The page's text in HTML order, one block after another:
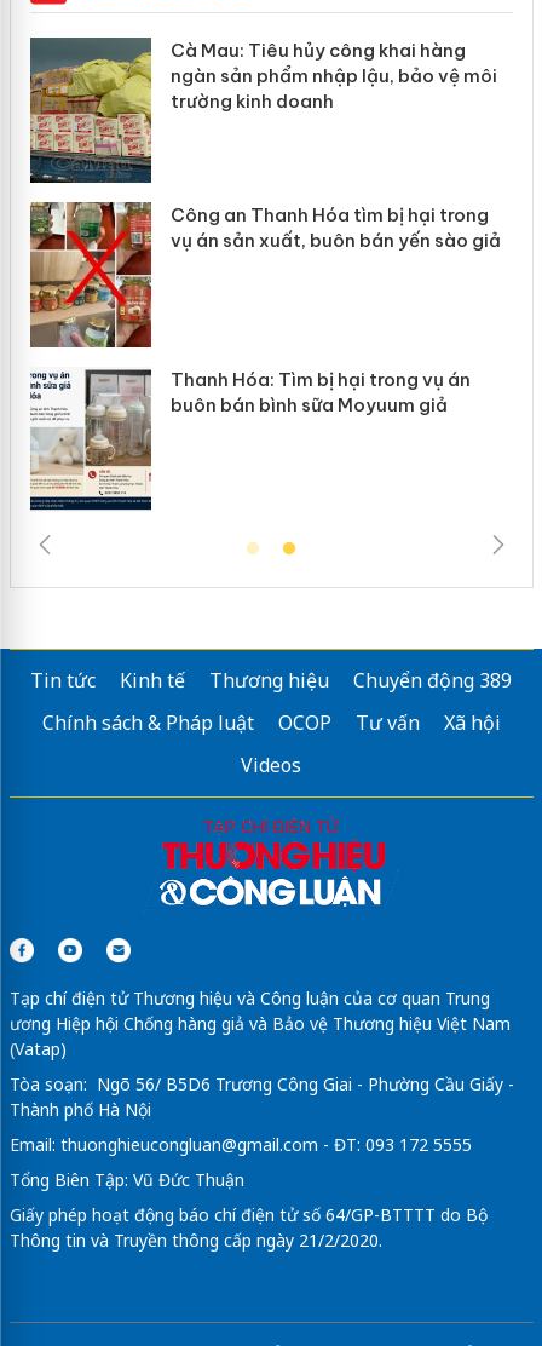
vệ môi
trong
sào giả
vụ án
giả
Khẩn trương xác minh, xử lý sản
Slimaura Care x3 sử dụng giấy
giả mạo
Lào Cai xử lý 83 vụ vi phạm
mại trong tháng 7
Hưng Yên: Xử lý 6 hộ kinh doanh
hàng giả mạo nhãn hiệu Adidas,
Tin tức Kinh tế Thương hiệu
Chuyển động 389
Chính sách & Pháp luật
OCOP Tư vấn
Xã hội
Videos
Tạp chí điện tử Thương hiệu và Công luận của cơ quan Trung
ương Hiệp hội Chống hàng giả và Bảo vệ Thương hiệu Việt Nam
(Vatap)
Tòa soạn: Ngõ 56/ B5D6 Trương Công Giai - Phường Cầu Giấy -
Thành phố Hà Nội
Email: thuonghieucongluan@gmail.com - ĐT: 093 172 5555
Tổng Biên Tập: Vũ Đức Thuận
Giấy phép hoạt động báo chí điện tử số 64/GP-BTTTT do Bộ
Thông tin và Truyền thông cấp ngày 21/2/2020.